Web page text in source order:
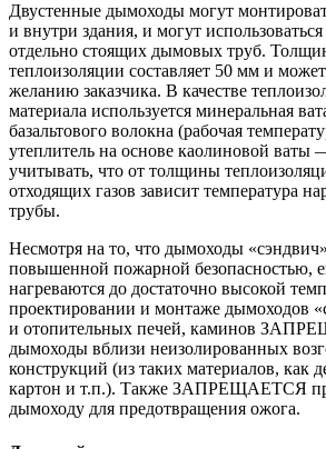
Двустенные дымоходы могут
и внутри здания, и могут
отдельно стоящих дымовых труб.
теплоизоляции составляет 50 мм и
желанию заказчика. В качестве
материала используется минеральная
базальтового волокна (рабочая
утеплитель на основе каолиновой ваты
учитывать, что от толщины
отходящих газов зависит температура
трубы.
Несмотря на то, что дымоходы
повышенной пожарной безопасностью,
нагреваются до достаточно высокой
проектировании и монтаже дымоходов
и отопительных печей, каминов
дымоходы вблизи неизолированных
конструкций (из таких материалов, как
картон и т.п.). Также ЗАПРЕЩАЕТСЯ
дымоходу для предотвращения ожога.